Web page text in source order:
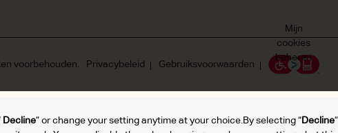
Decline” or change your setting anytime at your choice.By selecting “ Decline
voorbehouden. Privacybeleid Gebruiksvoorwaarden
Mijn
cookies
beheren